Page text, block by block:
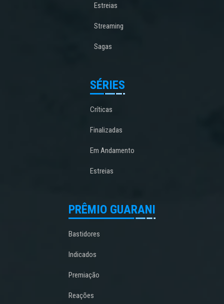
Estreias
Streaming
Sagas
SÉRIES
Críticas
Finalizadas
Em Andamento
Estreias
PRÊMIO GUARANI
Bastidores
Indicados
Premiação
Reações